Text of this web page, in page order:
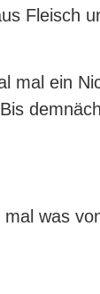
Fleisch
mal ein
was